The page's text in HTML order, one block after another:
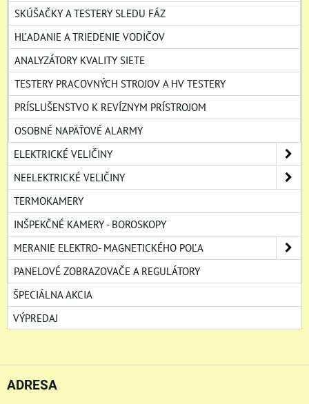
SKÚŠAČKY A TESTERY SLEDU FÁZ
HĽADANIE A TRIEDENIE VODIČOV
ANALYZÁTORY KVALITY SIETE
TESTERY PRACOVNÝCH STROJOV A HV TESTERY
PRÍSLUŠENSTVO K REVÍZNYM PRÍSTROJOM
OSOBNÉ NAPÄŤOVÉ ALARMY
ELEKTRICKÉ VELIČINY
NEELEKTRICKÉ VELIČINY
TERMOKAMERY
INŠPEKČNÉ KAMERY - BOROSKOPY
MERANIE ELEKTRO- MAGNETICKÉHO POĽA
PANELOVÉ ZOBRAZOVAČE A REGULÁTORY
ŠPECIÁLNA AKCIA
VÝPREDAJ
ADRESA